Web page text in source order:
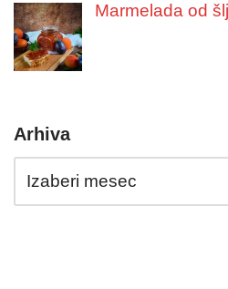
Marmelada od
Arhiva